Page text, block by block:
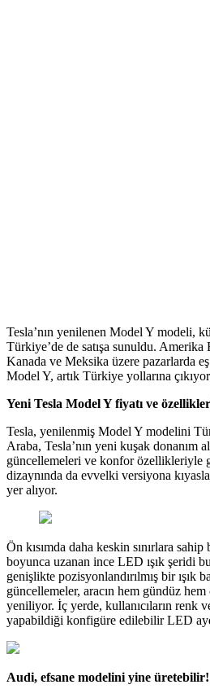
Tesla’nın yenilenen Model Y modeli,
Türkiye’de de satışa sunuldu.
Kanada ve Meksika üzere pazarlarda
Model Y, artık Türkiye yollarına
Yeni Tesla Model Y fiyatı ve
Tesla, yenilenmiş Model Y modelini
Araba, Tesla’nın yeni kuşak donanım
güncellemeleri ve konfor özellikleriyle
dizaynında da evvelki versiyona
yer alıyor.
Ön kısımda daha keskin sınırlara sahip
boyunca uzanan ince LED ışık şeridi
genişlikte pozisyonlandırılmış bir ışık
güncellemeler, aracın hem gündüz
yeniliyor. İç yerde, kullanıcıların renk
yapabildiği konfigüre edilebilir LED
Audi, efsane modelini yine üretebilir!